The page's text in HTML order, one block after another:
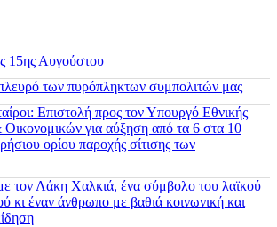
15ης Αυγούστου
των πυρόπληκτων συμπολιτών μας
Επιστολή προς τον Υπουργό Εθνικής
Οικονομικών για αύξηση από τα 6 στα 10
ορίου παροχής σίτισης των
τον Λάκη Χαλκιά, ένα σύμβολο του λαϊκού
κι έναν άνθρωπο με βαθιά κοινωνική και